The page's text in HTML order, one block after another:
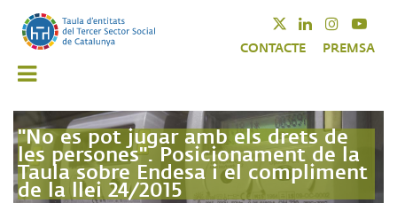
TwitterLinkedin
CONTACTE PREMSA
"No es pot jugar amb els drets de
les persones". Posicionament de la
Taula sobre Endesa i el compliment
de la llei 24/2015